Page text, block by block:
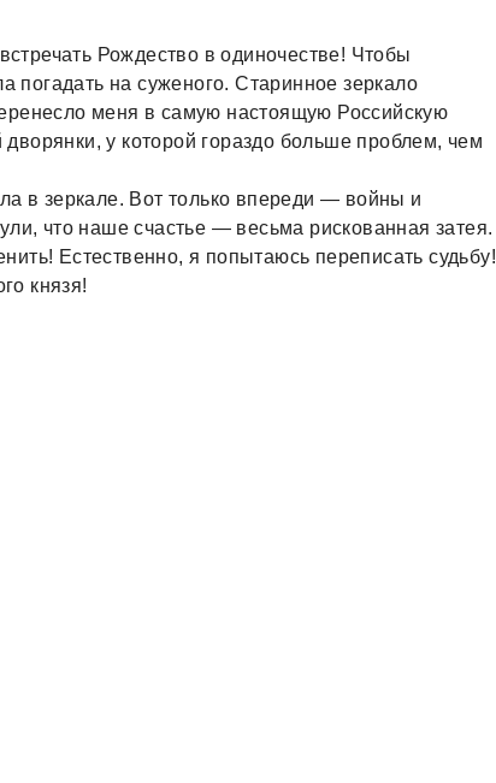
Рождество в одиночестве! Чтобы
погадать на суженого. Старинное зеркало
меня в самую настоящую Российскую
у которой гораздо больше проблем, чем
в зеркале. Вот только впереди — войны и
что наше счастье — весьма рискованная затея.
Естественно, я попытаюсь переписать судьбу!
князя!